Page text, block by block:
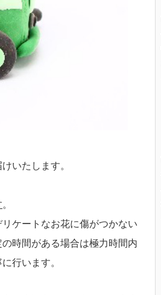
いたします。
。
ケートなお花に傷がつかない
時間がある場合は極力時間内
行います。